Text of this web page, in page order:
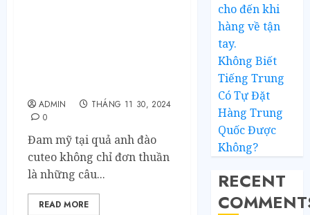
ADMIN
THÁNG 11 30, 2024
0
Đam mỹ tại quả anh đào
cuteo không chỉ đơn thuần
là những câu...
READ MORE
cho đến khi
hàng về tận
tay.
Không Biết
Tiếng Trung
Có Tự Đặt
Hàng Trung
Quốc Được
Không?
RECENT